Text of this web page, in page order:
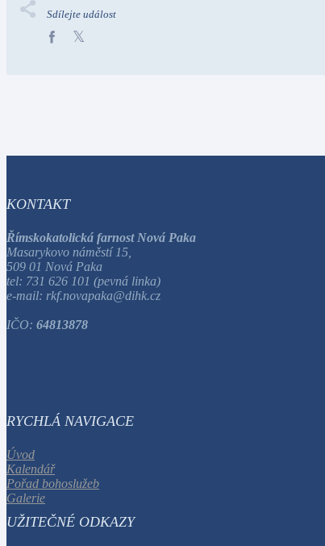
Sdílejte událost
KONTAKT
Římskokatolická farnost Nová Paka
Masarykovo náměstí 15,
509 01 Nová Paka
tel: 731 626 101 (pevná linka)
e-mail: rkf.novapaka@dihk.cz
IČO: 64813878
RYCHLÁ NAVIGACE
Úvod
Kalendář
Pořad bohoslužeb
Galerie
UŽITEČNÉ ODKAZY